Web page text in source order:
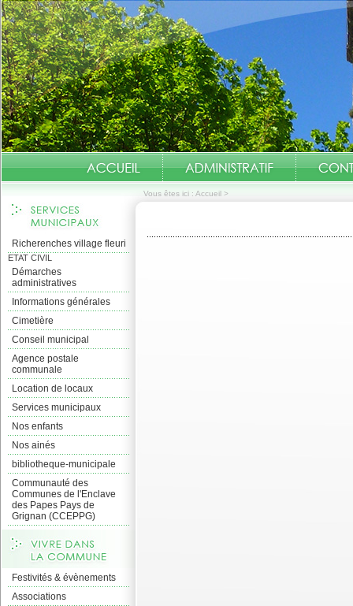
Vous êtes ici : Accueil >
Richerenches village fleuri
ETAT CIVIL
Démarches
administratives
Informations générales
Cimetière
Conseil municipal
Agence postale
communale
Location de locaux
Services municipaux
Nos enfants
Nos ainés
bibliotheque-municipale
Communauté des
Communes de l'Enclave
des Papes Pays de
Grignan (CCEPPG)
Festivités & évènements
Associations